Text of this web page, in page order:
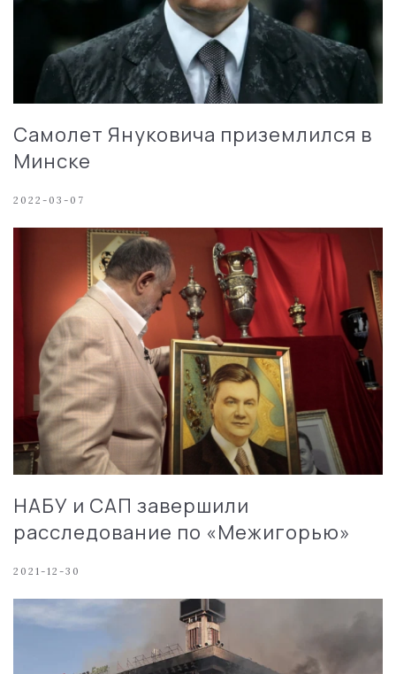
Самолет Януковича приземлился в
Минске
2022-03-07
НАБУ и САП завершили
расследование по «Межигорью»
2021-12-30